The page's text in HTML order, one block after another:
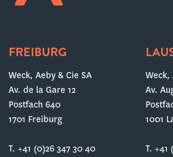
FREIBURG
Weck, Aeby & Cie SA
Av. de la Gare 12
Postfach 640
1701 Freiburg
T. +41 (0)26 347 30 40
Weck,
Av.
1001
T. +41